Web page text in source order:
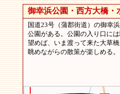
御幸浜公園・西方大橋・
国道23号（蒲郡街道）の御幸
公園がある。公園の入り口に
望めば、いま渡って来た大草
眺めながらの散策が楽しめる